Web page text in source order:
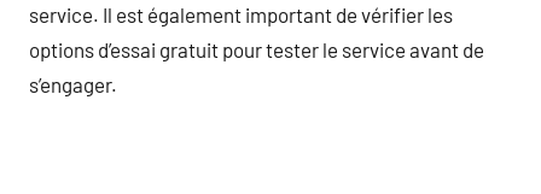
service. Il est également important de vérifier les
options d’essai gratuit pour tester le service avant de
s’engager.